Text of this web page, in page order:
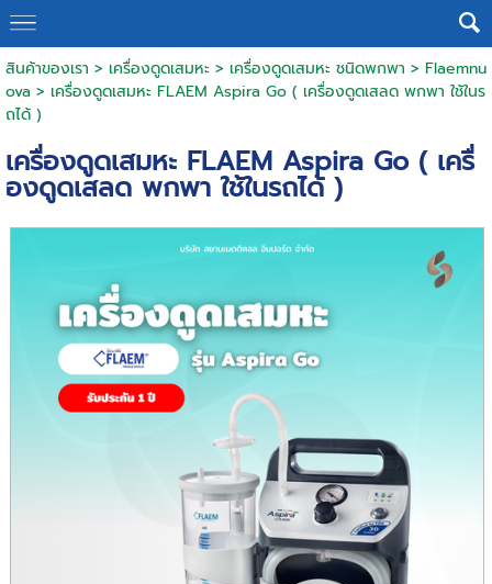
สินค้าของเรา > เครื่องดูดเสมหะ > เครื่องดูดเสมหะ ชนิดพกพา > Flaemnu
ova> เครื่องดูดเสมหะ FLAEM Aspira Go ( เครื่องดูดเสลด พกพา ใช้ในร
ถได้ )
เครื่องดูดเสมหะ FLAEM Aspira Go ( เครื่
องดูดเสลด พกพา ใช้ในรถได้ )